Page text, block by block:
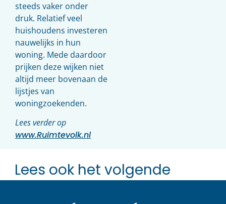
steeds vaker onder
druk. Relatief veel
huishoudens investeren
nauwelijks in hun
woning. Mede daardoor
prijken deze wijken niet
altijd meer bovenaan de
lijstjes van
woningzoekenden.
Lees verder op
www.Ruimtevolk.nl
Lees ook het volgende